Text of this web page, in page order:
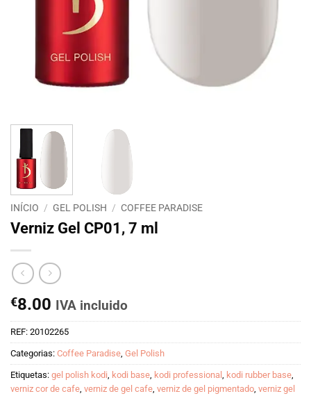
INÍCIO / GEL POLISH / COFFEE PARADISE
Verniz Gel CP01, 7 ml
€8.00 IVA incluido
REF: 20102265
Categorias: Coffee Paradise Gel Polish
Etiquetas: gel polish kodi kodi base kodi professional kodi rubber base
verniz cor de cafe verniz de gel cafe verniz de gel pigmentado verniz gel